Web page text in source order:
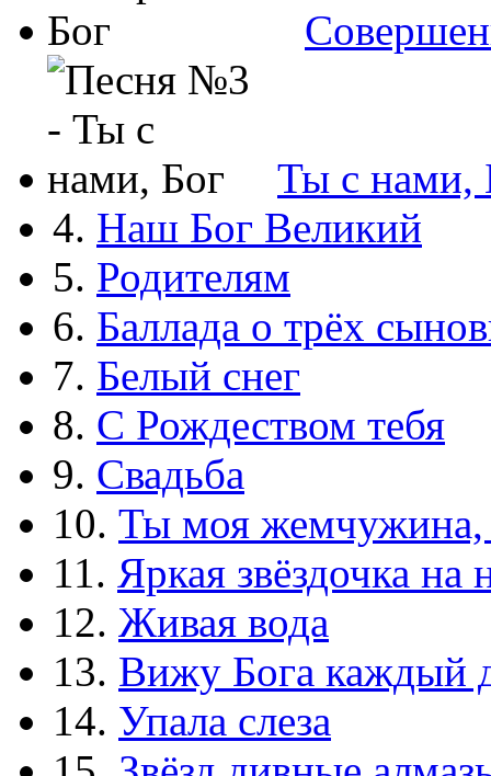
Ты с нами,
4. Наш Бог Великий
5. Родителям
6. Баллада о трёх
7. Белый снег
8. С Рождеством тебя
9. Свадьба
10. Ты моя жемчужина,
11. Яркая звёздочка на
12. Живая вода
13. Вижу Бога каждый
14. Упала слеза